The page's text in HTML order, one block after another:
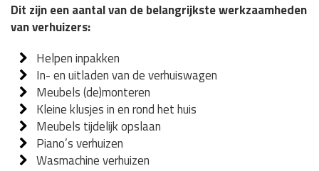
Dit zijn een aantal van de belangrijkste werkzaamheden
van verhuizers:
Helpen inpakken
In- en uitladen van de verhuiswagen
Meubels (de)monteren
Kleine klusjes in en rond het huis
Meubels tijdelijk opslaan
Piano’s verhuizen
Wasmachine verhuizen